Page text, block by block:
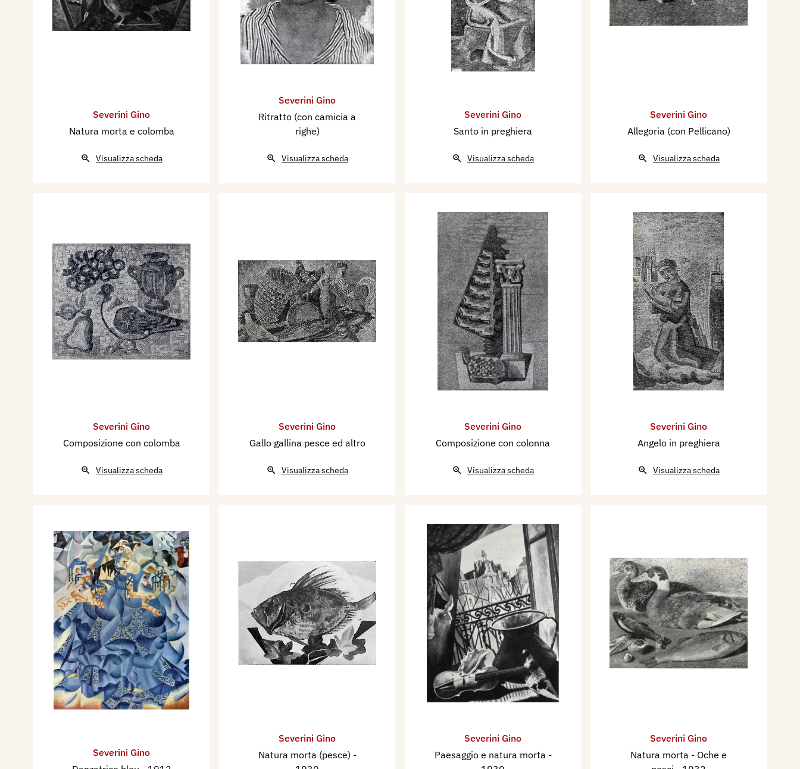
Severini Gino
Natura morta e colomba
Visualizza scheda
Severini Gino
Ritratto (con camicia a
righe)
Visualizza scheda
Severini Gino
Santo in preghiera
Visualizza scheda
Severini Gino
Allegoria (con Pellicano)
Visualizza scheda
Severini Gino
Composizione con colomba
Visualizza scheda
Severini Gino
Gallo gallina pesce ed altro
Visualizza scheda
Severini Gino
Composizione con colonna
Visualizza scheda
Severini Gino
Angelo in preghiera
Visualizza scheda
Severini Gino
Severini Gino
Natura morta (pesce) -
Severini Gino
Paesaggio e natura morta -
Severini Gino
Natura morta - Oche e